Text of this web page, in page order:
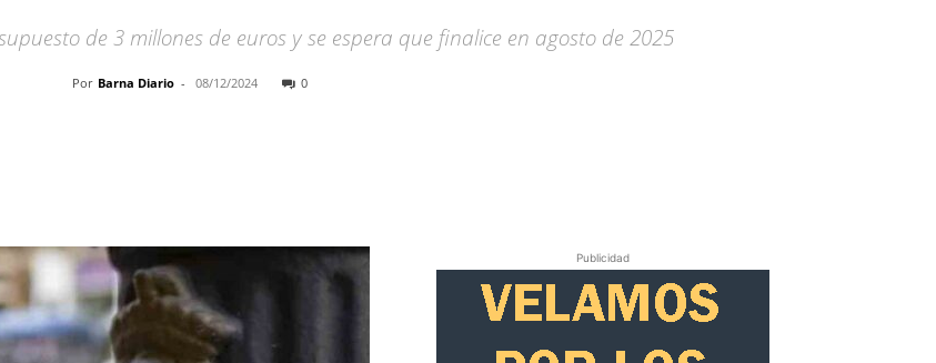
de 3 millones de euros y se espera que finalice en agosto de 2025
Por Barna Diario - 08/12/2024 0
Publicidad